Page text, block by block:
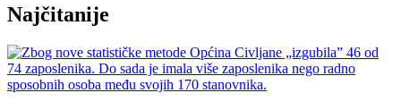
Najčitanije